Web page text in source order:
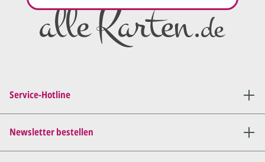
Entwurf/Korrekturabzug
Diesen senden wir Ihnen als
PDF per E-Mail.
uns, was Sie amEntwurf
Wir senden Ihnen den
Service-Hotline
Newsletter bestellen